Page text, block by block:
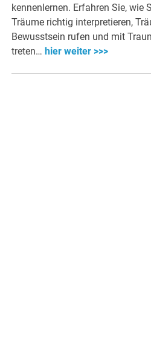
kennenlernen. Erfahren Sie, wie
Träume richtig interpretieren,
Bewusstsein rufen und mit
treten… hier weiter >>>